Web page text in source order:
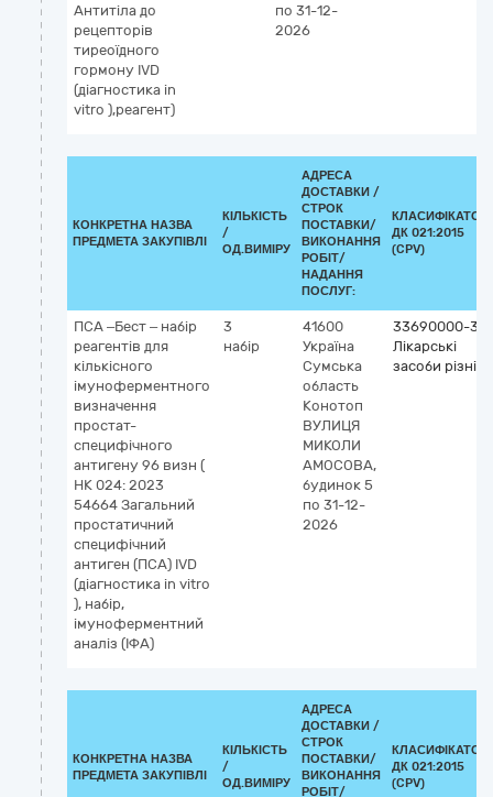
Антитіла до
рецепторів
тиреоїдного
гормону IVD
(діагностика in
vitro ),реагент)
по 31-12-
2026
КОНКРЕТНА НАЗВА
ПРЕДМЕТА ЗАКУПІВЛІ
КІЛЬКІСТЬ
/
ОД.ВИМІРУ
АДРЕСА
ДОСТАВКИ /
СТРОК
ПОСТАВКИ/
ВИКОНАННЯ
РОБІТ/
НАДАННЯ
ПОСЛУГ:
КЛАСИФІКАТОР
ДК 021:2015
(CPV)
ПСА –Бест – набір
реагентів для
кількісного
імуноферментного
визначення
простат-
специфічного
антигену 96 визн (
НК 024: 2023
54664 Загальний
простатичний
специфічний
антиген (ПСА) IVD
(діагностика in vitro
), набір,
імуноферментний
аналіз (ІФА)
3
набір
41600
Україна
Сумська
область
Конотоп
ВУЛИЦЯ
МИКОЛИ
АМОСОВА,
будинок 5
по 31-12-
2026
33690000-3
Лікарські
засоби різні
КОНКРЕТНА НАЗВА
ПРЕДМЕТА ЗАКУПІВЛІ
КІЛЬКІСТЬ
/
ОД.ВИМІРУ
АДРЕСА
ДОСТАВКИ /
СТРОК
ПОСТАВКИ/
ВИКОНАННЯ
РОБІТ/
КЛАСИФІКАТОР
ДК 021:2015
(CPV)